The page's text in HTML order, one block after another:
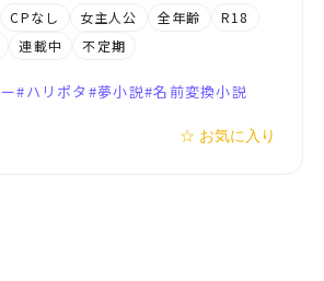
CPなし 女主人公 全年齢
R18
連載中 不定期
ハリポタ 夢小説 名前変換小説
☆ お気に入り